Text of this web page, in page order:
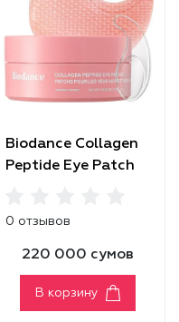
Biodance Collagen
Peptide Eye Patch
0 отзывов
220 000 сумов
В корзину